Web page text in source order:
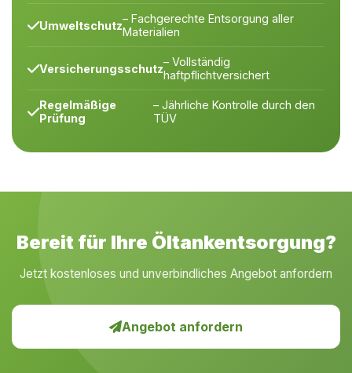
Umweltschutz– Fachgerechte Entsorgung aller
Materialien
Versicherungsschutz– Vollständig
haftpflichtversichert
Regelmäßige
Prüfung
– Jährliche Kontrolle durch den
TÜV
Bereit für Ihre Öltankentsorgung?
Jetzt kostenloses und unverbindliches Angebot anfordern
Angebot anfordern